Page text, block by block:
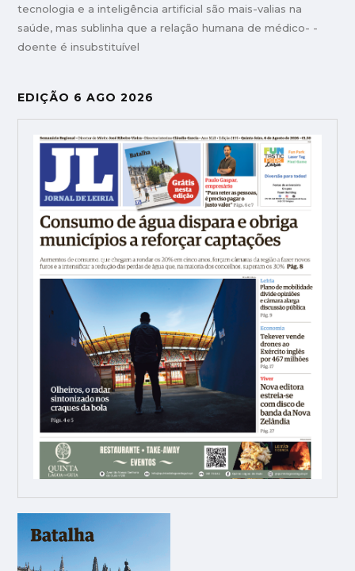
tecnologia e a inteligência artificial são mais-valias na
saúde, mas sublinha que a relação humana de médico- -
doente é insubstituível
EDIÇÃO 6 AGO 2026